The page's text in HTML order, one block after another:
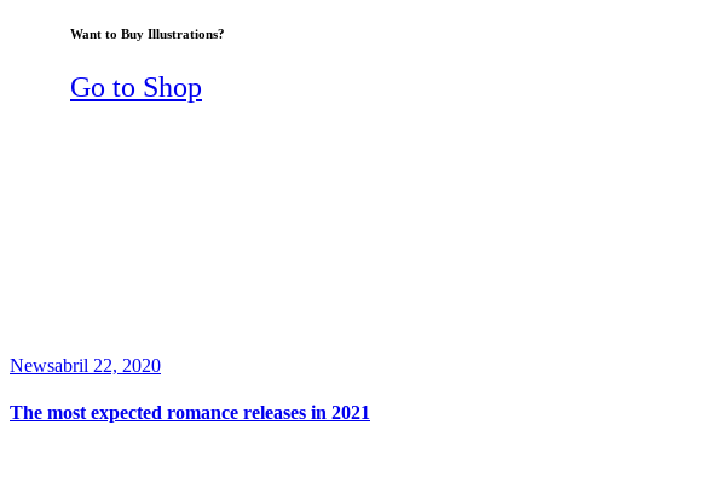
Want to Buy Illustrations?
Go to Shop
Newsabril 22, 2020
The most expected romance releases in 2021